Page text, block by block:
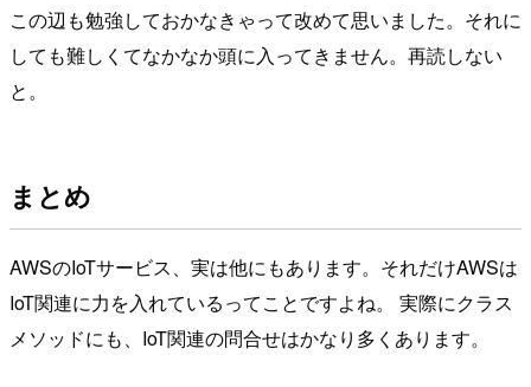
この辺も勉強しておかなきゃって改めて思いました。それに
しても難しくてなかなか頭に入ってきません。再読しない
と。
まとめ
AWSのIoTサービス、実は他にもあります。それだけAWSは
IoT関連に力を入れているってことですよね。 実際にクラス
メソッドにも、IoT関連の問合せはかなり多くあります。